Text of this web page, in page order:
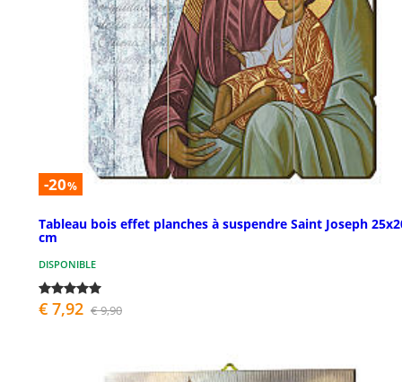
-20%
Tableau bois effet planches à suspendre Saint Joseph
cm
DISPONIBLE
€ 7,92 € 9,90